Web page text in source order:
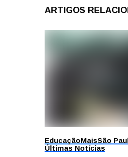
ARTIGOS
EducaçãoMaisSão
Últimas Notícias